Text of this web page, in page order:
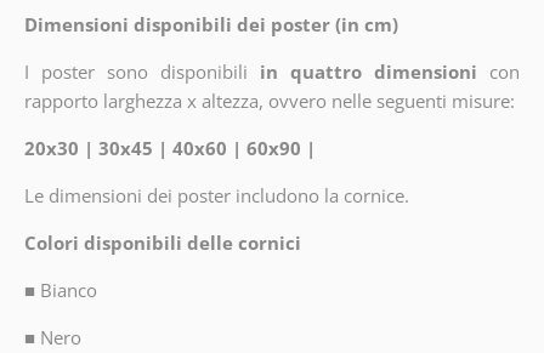
Dimensioni disponibili dei poster (in cm)
I poster sono disponibili in quattro dimensioni con
rapporto larghezza x altezza, ovvero nelle seguenti misure:
20x30 | 30x45 | 40x60 | 60x90 |
Le dimensioni dei poster includono la cornice.
Colori disponibili delle cornici
■ Bianco
■ Nero